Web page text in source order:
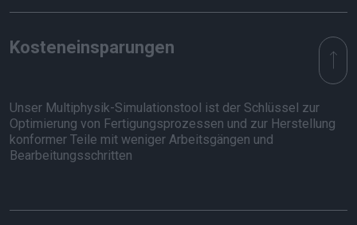
Kosteneinsparungen
Unser Multiphysik-Simulationstool ist der Schlüssel zur
Optimierung von Fertigungsprozessen und zur Herstellung
konformer Teile mit weniger Arbeitsgängen und
Bearbeitungsschritten